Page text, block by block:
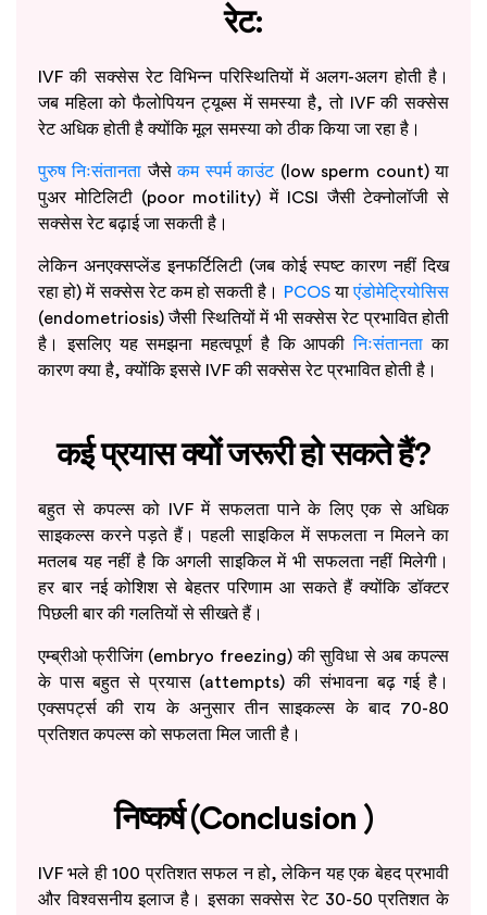
रेट:
IVF की सक्सेस रेट विभिन्न परिस्थितियों में अलग-अलग होती है।
जब महिला को फैलोपियन ट्यूब्स में समस्या है, तो IVF की सक्सेस
रेट अधिक होती है क्योंकि मूल समस्या को ठीक किया जा रहा है।
पुरुष निःसंतानता जैसेकम स्पर्म काउंट(low sperm count) या
पुअर मोटिलिटी (poor motility) में ICSI जैसी टेक्नोलॉजी से
सक्सेस रेट बढ़ाई जा सकती है।
लेकिन अनएक्सप्लेंड इनफर्टिलिटी (जब कोई स्पष्ट कारण नहीं दिख
रहा हो) में सक्सेस रेट कम हो सकती है।
PCOSयाएंडोमेट्रियोसिस
(endometriosis) जैसी स्थितियों में भी सक्सेस रेट प्रभावित होती
है। इसलिए यह समझना महत्वपूर्ण है कि आपकीनिःसंतानता का
कारण क्या है, क्योंकि इससे IVF की सक्सेस रेट प्रभावित होती है।
कई प्रयास क्यों जरूरी हो सकते हैं?
बहुत से कपल्स को IVF में सफलता पाने के लिए एक से अधिक
साइकल्स करने पड़ते हैं। पहली साइकिल में सफलता न मिलने का
मतलब यह नहीं है कि अगली साइकिल में भी सफलता नहीं मिलेगी।
हर बार नई कोशिश से बेहतर परिणाम आ सकते हैं क्योंकि डॉक्टर
पिछली बार की गलतियों से सीखते हैं।
एम्ब्रीओ फ्रीजिंग (embryo freezing) की सुविधा से अब कपल्स
के पास बहुत से प्रयास (attempts) की संभावना बढ़ गई है।
एक्सपर्ट्स की राय के अनुसार तीन साइकल्स के बाद 70-80
प्रतिशत कपल्स को सफलता मिल जाती है।
निष्कर्ष (Conclusion )
IVF भले ही 100 प्रतिशत सफल न हो, लेकिन यह एक बेहद प्रभावी
और विश्वसनीय इलाज है। इसका सक्सेस रेट 30-50 प्रतिशत के